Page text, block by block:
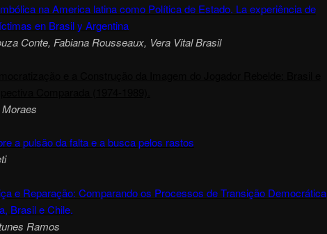
na America latina como Política de Estado. La experiência de
en Brasil y Argentina
Conte, Fabiana Rousseaux, Vera Vital Brasil
a pulsão da falta e a busca pelos rastos
e Reparação: Comparando os Processos de Transição Democrática
Brasil e Chile.
Ramos